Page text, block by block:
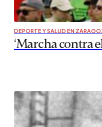
DEPORTE Y SALUD EN
‘Marcha contra